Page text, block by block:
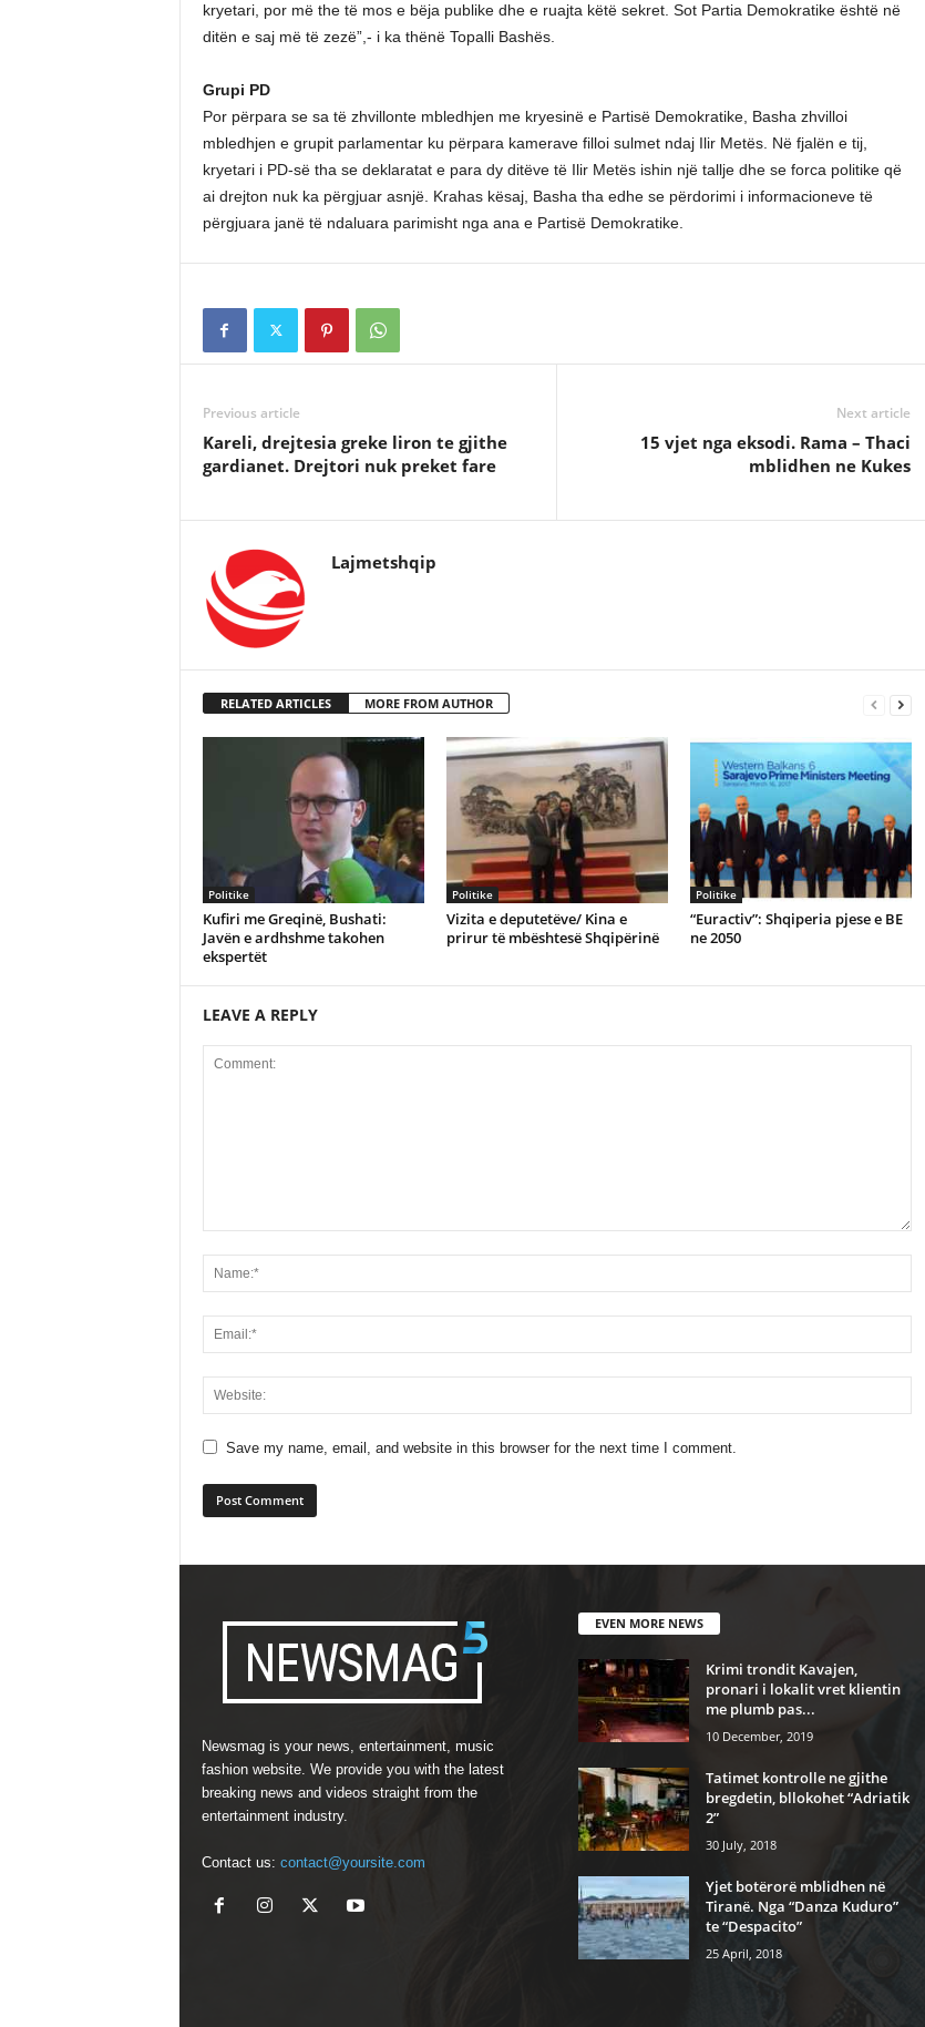
kryetari, por më the të mos e bëja publike dhe e ruajta këtë sekret. Sot Partia Demokratike është në
ditën e saj më të zezë”,- i ka thënë Topalli Bashës.
Grupi PD
Por përpara se sa të zhvillonte mbledhjen me kryesinë e Partisë Demokratike, Basha zhvilloi
mbledhjen e grupit parlamentar ku përpara kamerave filloi sulmet ndaj Ilir Metës. Në fjalën e tij,
kryetari i PD-së tha se deklaratat e para dy ditëve të Ilir Metës ishin një tallje dhe se forca politike që
ai drejton nuk ka përgjuar asnjë. Krahas kësaj, Basha tha edhe se përdorimi i informacioneve të
përgjuara janë të ndaluara parimisht nga ana e Partisë Demokratike.
Previous article
Kareli, drejtesia greke liron te gjithe
gardianet. Drejtori nuk preket fare
Next article
15 vjet nga eksodi. Rama – Thaci
mblidhen ne Kukes
Lajmetshqip
RELATED ARTICLES MORE FROM AUTHOR
Politike
Kufiri me Greqinë, Bushati:
Javën e ardhshme takohen
ekspertët
Politike
Vizita e deputetëve/ Kina e
prirur të mbështesë Shqipërinë
Politike
“Euractiv”: Shqiperia pjese e BE
ne 2050
LEAVE A REPLY
Save my name, email, and website in this browser for the next time I comment.
Newsmag is your news, entertainment, music
fashion website. We provide you with the latest
breaking news and videos straight from the
entertainment industry.
Contact us: contact@yoursite.com
EVEN MORE NEWS
Krimi trondit Kavajen,
pronari i lokalit vret klientin
me plumb pas...
10 December, 2019
Tatimet kontrolle ne gjithe
bregdetin, bllokohet “Adriatik
2”
30 July, 2018
Yjet botërorë mblidhen në
Tiranë. Nga “Danza Kuduro”
te “Despacito”
25 April, 2018